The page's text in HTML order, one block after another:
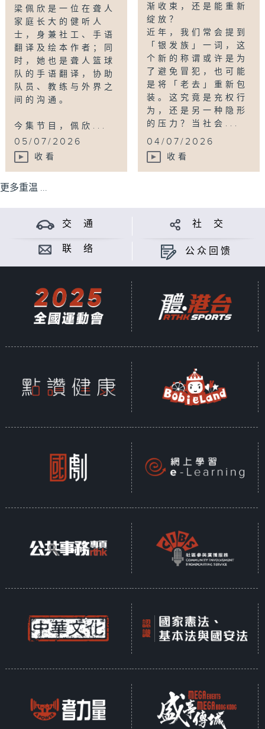
梁佩欣是一位在聋人
家庭长大的健听人
士，身兼社工、手语
翻译及绘本作者；同
时，她也是聋人篮球
队的手语翻译，协助
队员、教练与外界之
间的沟通。
今集节目，佩欣...
05/07/2026
收看
渐收束，还是能重新
绽放？
近年，我们常会提到
「银发族」一词，这
个新的称谓或许是为
了避免冒犯，也可能
是将「老去」重新包
装。这究竟是充权行
为，还是另一种隐形
的压力？当社会...
04/07/2026
收看
更多重温 ...
交 通 社 交
联 络 公众回馈